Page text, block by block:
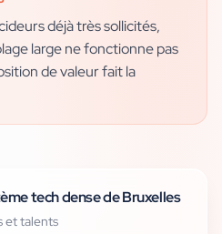
déjà très sollicités,
large ne fonctionne pas
de valeur fait la
tech dense de Bruxelles
et talents